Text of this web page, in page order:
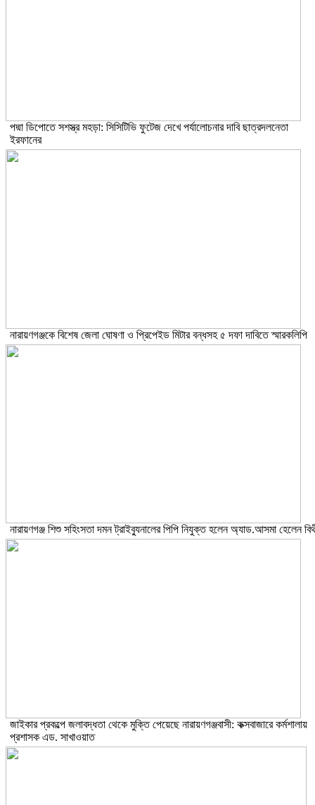
পদ্মা ডিপোতে সশস্ত্র মহড়া: সিসিটিভি ফুটেজ দেখে পর্যালোচনার দাবি ছাত্রদলনেতা
ইরফানের
নারায়ণগঞ্জকে বিশেষ জেলা ঘোষণা ও প্রিপেইড মিটার বন্ধসহ ৫ দফা দাবিতে স্মারকলিপি
নারায়ণগঞ্জ শিশু সহিংসতা দমন ট্রাইব্যুনালের পিপি নিযুক্ত হলেন অ্যাড.আসমা হেলেন
জাইকার প্রকল্পে জলাবদ্ধতা থেকে মুক্তি পেয়েছে নারায়ণগঞ্জবাসী: কক্সবাজারে কর্মশালায়
প্রশাসক এড. সাখাওয়াত